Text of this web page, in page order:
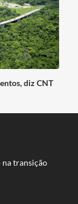
diz CNT
na transição